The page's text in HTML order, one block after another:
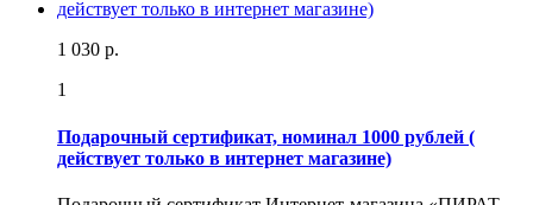
1 030 р.
1
Подарочный сертификат, номинал 1000 рублей (
действует только в интернет магазине)